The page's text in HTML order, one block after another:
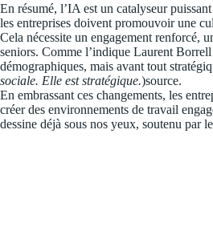
En résumé, l’IA est un catalyseur
les entreprises doivent promouvoir une
Cela nécessite un engagement renforcé,
seniors. Comme l’indique Laurent
démographiques, mais avant tout
sociale. Elle est stratégique.)source.
En embrassant ces changements, les
créer des environnements de travail
dessine déjà sous nos yeux, soutenu par